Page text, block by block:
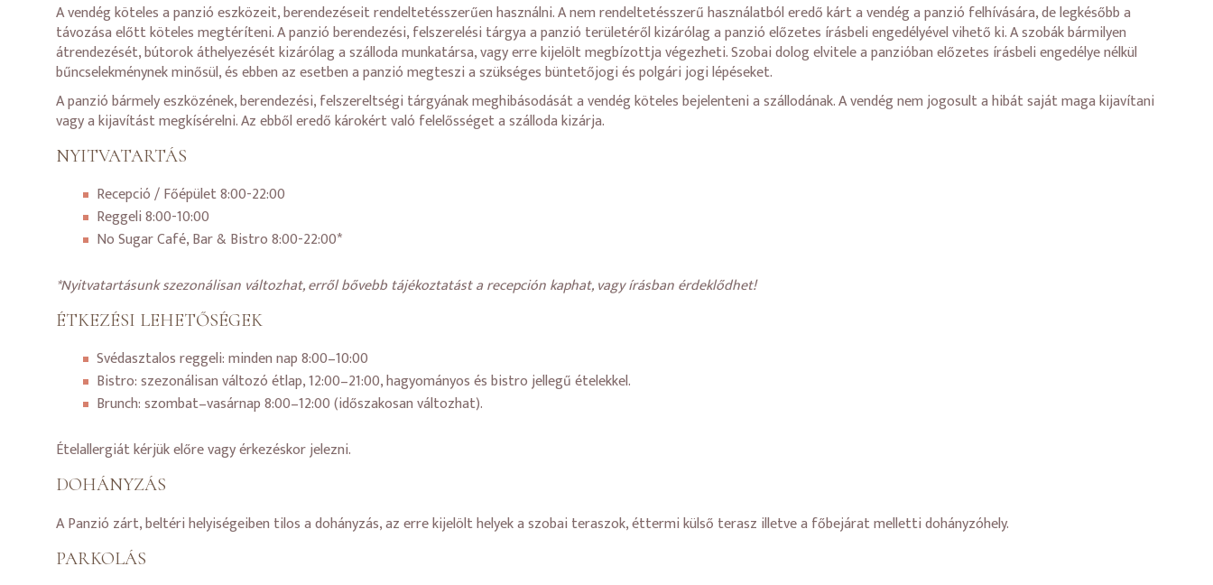
A vendég köteles a panzió eszközeit, berendezéseit rendeltetésszerűen használni. A nem rendeltetésszerű használatból eredő kárt a vendég a panzió felhívására, de legkésőbb a
távozása előtt köteles megtéríteni. A panzió berendezési, felszerelési tárgya a panzió területéről kizárólag a panzió előzetes írásbeli engedélyével vihető ki. A szobák bármilyen
átrendezését, bútorok áthelyezését kizárólag a szálloda munkatársa, vagy erre kijelölt megbízottja végezheti. Szobai dolog elvitele a panzióban előzetes írásbeli engedélye nélkül
bűncselekménynek minősül, és ebben az esetben a panzió megteszi a szükséges büntetőjogi és polgári jogi lépéseket.
A panzió bármely eszközének, berendezési, felszereltségi tárgyának meghibásodását a vendég köteles bejelenteni a szállodának. A vendég nem jogosult a hibát saját maga kijavítani
vagy a kijavítást megkísérelni. Az ebből eredő károkért való felelősséget a szálloda kizárja.
NYITVATARTÁS
Recepció / Főépület 8:00-22:00
Reggeli 8:00-10:00
No Sugar Café, Bar & Bistro 8:00-22:00*
*Nyitvatartásunk szezonálisan változhat, erről bővebb tájékoztatást a recepción kaphat, vagy írásban érdeklődhet!
ÉTKEZÉSI LEHETŐSÉGEK
Svédasztalos reggeli: minden nap 8:00–10:00
Bistro: szezonálisan változó étlap, 12:00–21:00, hagyományos és bistro jellegű ételekkel.
Brunch: szombat–vasárnap 8:00–12:00 (időszakosan változhat).
Ételallergiát kérjük előre vagy érkezéskor jelezni.
DOHÁNYZÁS
A Panzió zárt, beltéri helyiségeiben tilos a dohányzás, az erre kijelölt helyek a szobai teraszok, éttermi külső terasz illetve a főbejárat melletti dohányzóhely.
PARKOLÁS